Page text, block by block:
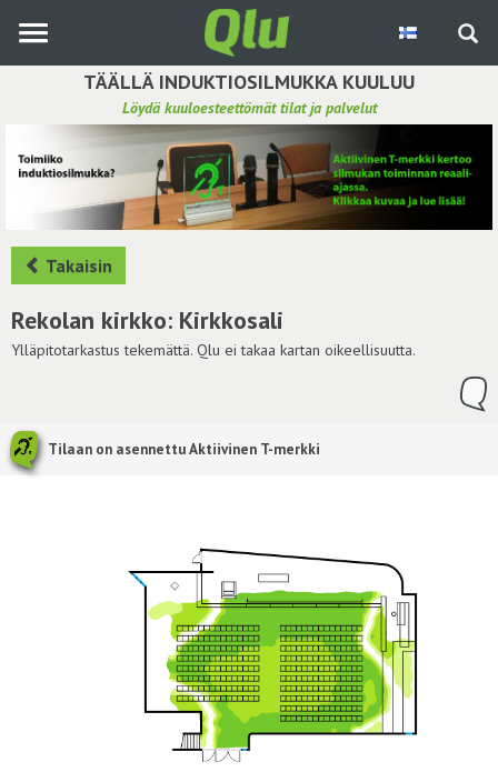
pääsisältöön
TÄÄLLÄ INDUKTIOSILMUKKA KUULUU
Löydä kuuloesteettömät tilat ja palvelut
Etsi induktiosilmukka
Tee ehdotus ja vaikuta kuulemiskokemukseen
Hae ehdotuksia
Käyttöohje
Yhteydenottopyyntö
Takaisin
Rekolan kirkko: Kirkkosali
Ylläpitotarkastus tekemättä. Qlu ei takaa kartan oikeellisuutta.
Tilaan on asennettu Aktiivinen T-merkki